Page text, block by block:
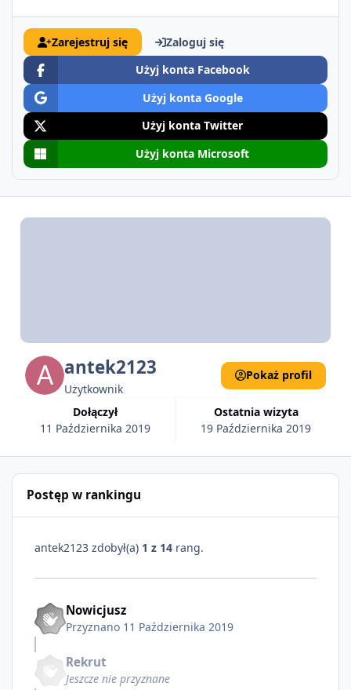
Zarejestruj się
Zaloguj się
Użyj konta Facebook
Użyj konta Google
Użyj konta Twitter
Użyj konta Microsoft
antek2123
Użytkownik
Dołączył
11 Października 2019
Ostatnia wizyta
19 Października 2019
Pokaż profil
Postęp w rankingu
antek2123 zdobył(a) 1 z 14 rang.
Nowicjusz
Przyznano 11 Października 2019
Rekrut
Jeszcze nie przyznane